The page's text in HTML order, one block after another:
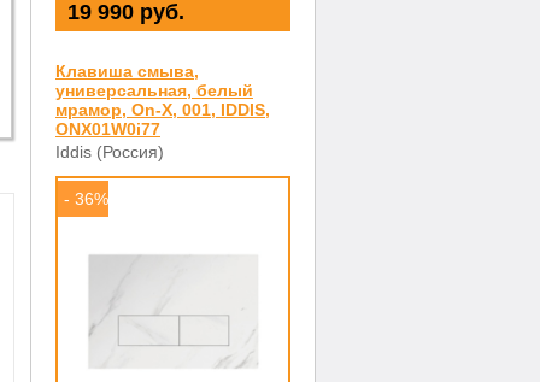
19 990 руб.
Клавиша смыва,
универсальная, белый
мрамор, On-X, 001, IDDIS,
ONX01W0i77
Iddis (Россия)
- 36%